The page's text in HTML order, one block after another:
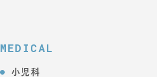
MEDICAL
小児科